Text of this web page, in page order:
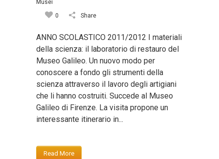
Musei
0
Share
ANNO SCOLASTICO 2011/2012 I materiali
della scienza: il laboratorio di restauro del
Museo Galileo. Un nuovo modo per
conoscere a fondo gli strumenti della
scienza attraverso il lavoro degli artigiani
che li hanno costruiti. Succede al Museo
Galileo di Firenze. La visita propone un
interessante itinerario in...
Read More